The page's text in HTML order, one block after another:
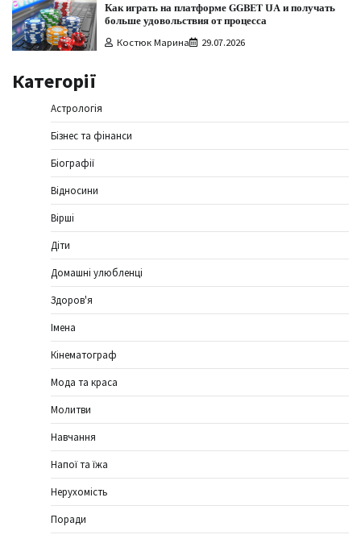
Как играть на платформе GGBET UA и получать
больше удовольствия от процесса
Костюк Марина 29.07.2026
Категорії
Астрологія
Бізнес та фінанси
Біографії
Відносини
Вірші
Діти
Домашні улюбленці
Здоров'я
Імена
Кінематограф
Мода та краса
Молитви
Навчання
Напої та їжа
Нерухомість
Поради